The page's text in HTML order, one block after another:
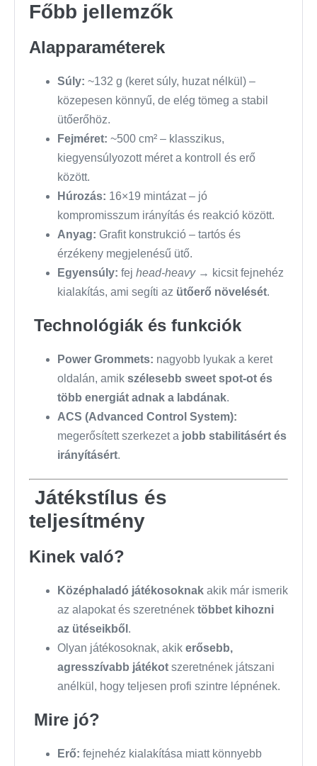
Főbb jellemzők
Alapparaméterek
Súly: ~132 g (keret súly, huzat nélkül) –
közepesen könnyű, de elég tömeg a stabil
ütőerőhöz.
Fejméret: ~500 cm² – klasszikus,
kiegyensúlyozott méret a kontroll és erő
között.
Húrozás: 16×19 mintázat – jó
kompromisszum irányítás és reakció között.
Anyag: Grafit konstrukció – tartós és
érzékeny megjelenésű ütő.
Egyensúly: fej head-heavy→ kicsit fejnehéz
kialakítás, ami segíti az ütőerő növelését.
Technológiák és funkciók
Power Grommets: nagyobb lyukak a keret
oldalán, amik szélesebb sweet spot-ot és
több energiát adnak a labdának.
ACS (Advanced Control System):
megerősített szerkezet a jobb stabilitásért és
irányításért.
Játékstílus és
teljesítmény
Kinek való?
Középhaladó játékosoknak akik már ismerik
az alapokat és szeretnének többet kihozni
az ütéseikből .
Olyan játékosoknak, akik erősebb,
agresszívabb játékot szeretnének játszani
anélkül, hogy teljesen profi szintre lépnének.
Mire jó?
Erő: fejnehéz kialakítása miatt könnyebb